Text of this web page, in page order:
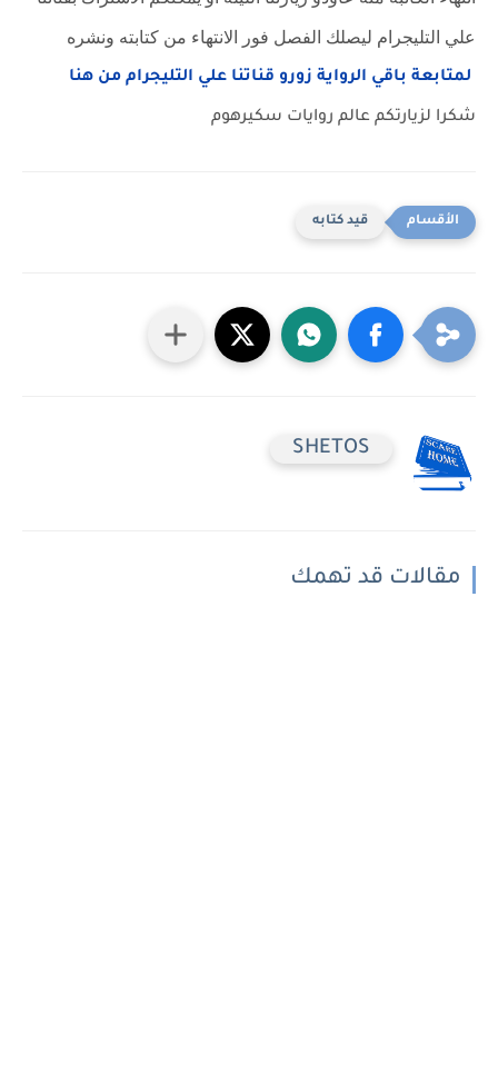
علي التليجرام ليصلك الفصل فور الانتهاء من كتابته ونشره
لمتابعة باقي الرواية زورو قناتنا علي التليجرام من هنا
شكرا لزيارتكم عالم روايات سكيرهوم
قيد كتابه
SHETOS
مقالات قد تهمك